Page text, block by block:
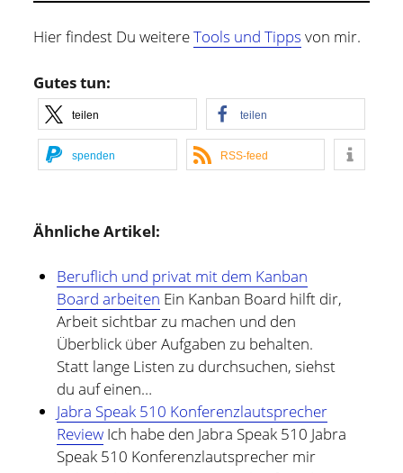
Hier findest Du weitereTools und Tipps von mir.
Gutes tun:
teilen teilen
spenden RSS-feed
Ähnliche Artikel:
Beruflich und privat mit dem Kanban
Board arbeiten Ein Kanban Board hilft dir,
Arbeit sichtbar zu machen und den
Überblick über Aufgaben zu behalten.
Statt lange Listen zu durchsuchen, siehst
du auf einen…
Jabra Speak 510 Konferenzlautsprecher
ReviewIch habe den Jabra Speak 510 Jabra
Speak 510 Konferenzlautsprecher mir